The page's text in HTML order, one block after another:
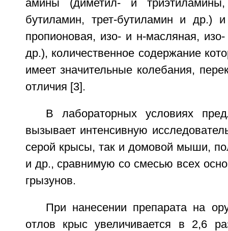
амины (диметил- и
бутиламин, трет-бутиламин и др.) и
пропионовая, изо- и н-масляная,
др.), количественное содержание
имеет значительные колебания,
отличия [3].
В лабораторных условиях
вызывает интенсивную
серой крысы, так и домовой мыши,
и др., сравнимую со смесью всех
грызунов.
При нанесении препарата на
отлов крыс увеличивается в 2,6